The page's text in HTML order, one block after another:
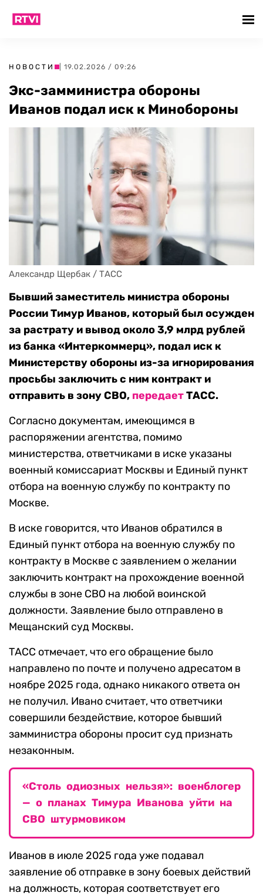
НОВОСТИ | 19.02.2026 / 09:26
Экс-замминистра обороны
Иванов подал иск к Минобороны
Александр Щербак / ТАСС
Бывший заместитель министра обороны
России Тимур Иванов, который был осужден
за растрату и вывод около 3,9 млрд рублей
из банка «Интеркоммерц», подал иск к
Министерству обороны из-за игнорирования
просьбы заключить с ним контракт и
отправить в зону СВО, передаетТАСС.
Согласно документам, имеющимся в
распоряжении агентства, помимо
министерства, ответчиками в иске указаны
военный комиссариат Москвы и Единый пункт
отбора на военную службу по контракту по
Москве.
В иске говорится, что Иванов обратился в
Единый пункт отбора на военную службу по
контракту в Москве с заявлением о желании
заключить контракт на прохождение военной
службы в зоне СВО на любой воинской
должности. Заявление было отправлено в
Мещанский суд Москвы.
ТАСС отмечает, что его обращение было
направлено по почте и получено адресатом в
ноябре 2025 года, однако никакого ответа он
не получил. Ивано считает, что ответчики
совершили бездействие, которое бывший
замминистра обороны просит суд признать
незаконным.
«Столь одиозных нельзя»: военблогер
— о планах Тимура Иванова уйти на
СВО штурмовиком
Иванов в июле 2025 года уже подавал
заявление об отправке в зону боевых действий
на должность, которая соответствует его